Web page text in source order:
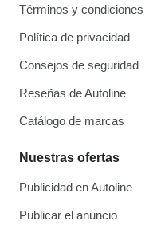
Términos y condiciones
Política de privacidad
Consejos de seguridad
Reseñas de Autoline
Catálogo de marcas
Nuestras ofertas
Publicidad en Autoline
Publicar el anuncio